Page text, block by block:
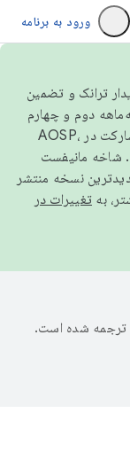
ورود به برنامه
ترانک و تضمین
دوم و چهارم
شاخه مانیفست
نسخه منتشر
تغییرات در
ترجمه شده است.